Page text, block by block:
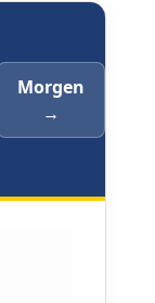
Morgen
→